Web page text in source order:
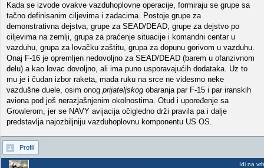
Kada se izvode ovakve vazduhoplovne operacije, formiraju se grupe sa
tačno definisanim ciljevima i zadacima. Postoje grupe za
demonstrativna dejstva, grupe za SEAD/DEAD, grupe za dejstvo po
ciljevima na zemlji, grupa za praćenje situacije i komandni centar u
vazduhu, grupa za lovačku zaštitu, grupa za dopunu gorivom u vazduhu.
Onaj F-16 je opremljen nedovoljno za SEAD/DEAD (barem u ofanzivnom
delu) a kao lovac dovoljno, ali ima puno usporavajućih dodataka. Uz to
mu je i čudan izbor raketa, mada ruku na srce ne videsmo neke
vazdušne duele, osim onog prijateljskog obaranja par F-15 i par iranskih
aviona pod još nerazjašnjenim okolnostima. Otud i upoređenje sa
Growlerom, jer se NAVY avijacija očigledno drži pravila pa i dalje
predstavlja najozbiljniju vazduhoplovnu komponentu US OS.
Profil
Idi na vrh